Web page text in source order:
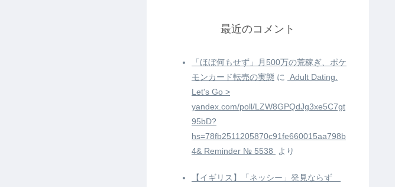
最近のコメント
「ほぼ何もせず」月500万の荒稼ぎ、ポケ
モンカード転売の実態 に
️ Adult Dating.
Let's Go >
yandex.com/poll/LZW8GPQdJg3xe5C7gt
95bD?
hs=78fb2511205870c91fe660015aa798b
4& Reminder № 5538 ️
より
【イギリス】「ネッシー」発見ならず